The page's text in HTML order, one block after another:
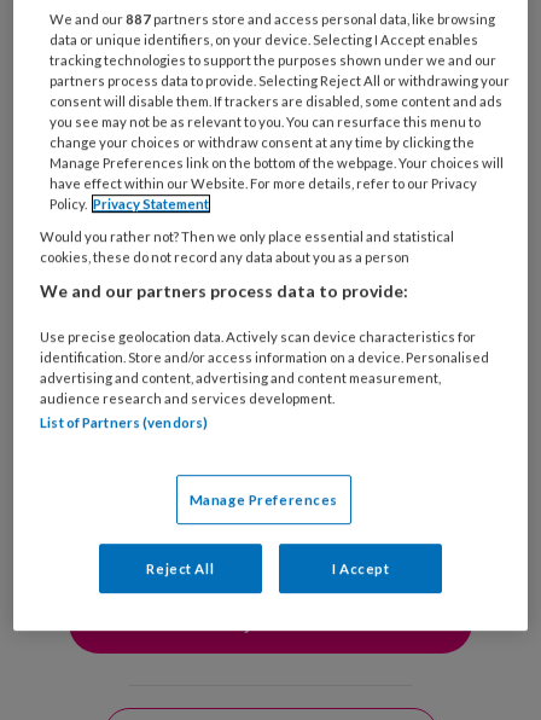
Bij
welke
organisatie
werk
je?
Untitled
Ontvang 2x per week de
KinderopvangTotaal nieuwsbrief
Ontvang iedere zondag het
Management Kinderopvang
Ja, ik geef toestemming voor e-mails
van KinderopvangTotaal en
Springer Media B.V.
?
uw profiel in overeenstemming met onsprivacy statement
We and our887 partners store and access personal data, like browsing
data or unique identifiers, on your device. Selecting I Accept enables
tracking technologies to support the purposes shown under we and our
partners process data to provide. Selecting Reject All or withdrawing your
consent will disable them. If trackers are disabled, some content and ads
you see may not be as relevant to you. You can resurface this menu to
change your choices or withdraw consent at any time by clicking the
Manage Preferences link on the bottom of the webpage. Your choices will
have effect within our Website. For more details, refer to our Privacy
Policy. Privacy Statement
Would you rather not? Then we only place essential and statistical
cookies, these do not record any data about you as a person
We and our partners process data to provide:
Use precise geolocation data. Actively scan device characteristics for
identification. Store and/or access information on a device. Personalised
advertising and content, advertising and content measurement,
audience research and services development.
List of Partners (vendors)
Manage Preferences
Reject All I Accept